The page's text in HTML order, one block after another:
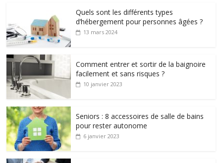
Quels sont les différents types
d’hébergement pour personnes âgées ?
13 mars 2024
Comment entrer et sortir de la baignoire
facilement et sans risques ?
10 janvier 2023
Seniors : 8 accessoires de salle de bains
pour rester autonome
6 janvier 2023